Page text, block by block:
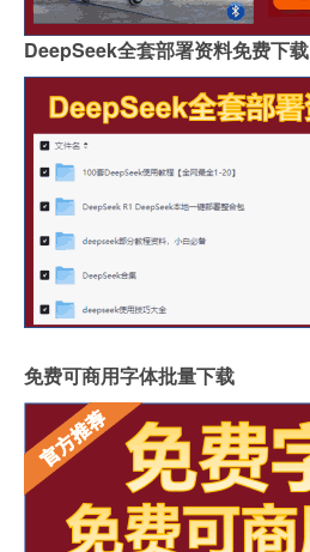
DeepSeek全套部署资料免费下载
免费可商用字体批量下载